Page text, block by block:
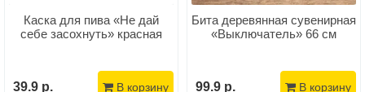
Каска для пива «Не дай
себе засохнуть» красная
39.9 р. В корзину
Бита деревянная сувенирная
«Выключатель» 66 см
99.9 р. В корзину